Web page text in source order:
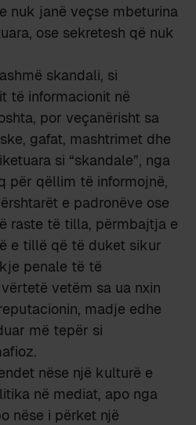
nuk janë veçse mbeturina
ose sekretesh që nuk
skandali, si
të informacionit në
por veçanërisht sa
gafat, mashtrimet dhe
si “skandale”, nga
për qëllim të informojnë,
e padronëve ose
raste të tilla, përmbajtja e
e tillë që të duket sikur
penale të të
vetëm sa ua nxin
madje edhe
më tepër si
nëse një kulturë e
në mediat, apo nga
nëse i përket një